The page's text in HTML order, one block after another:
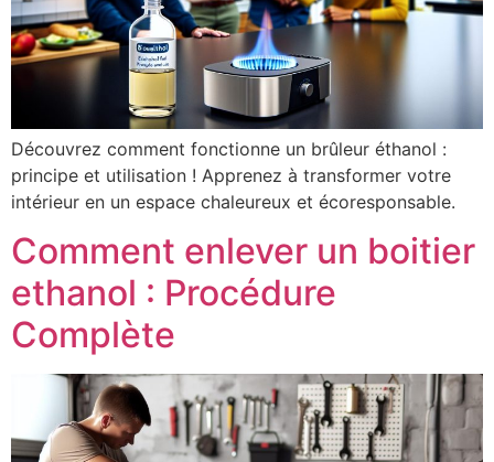
Découvrez comment fonctionne un brûleur éthanol :
principe et utilisation ! Apprenez à transformer votre
intérieur en un espace chaleureux et écoresponsable.
Comment enlever un boitier
ethanol : Procédure
Complète